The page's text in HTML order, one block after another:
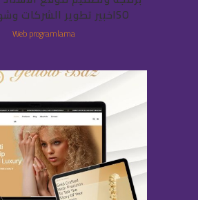
خبير تطوير الشركات وشهادات الISO
Web programlama